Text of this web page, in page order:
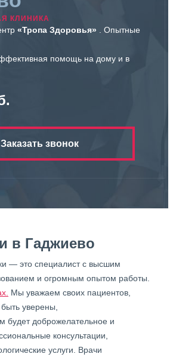
КЛИНИКА
«Тропа Здоровья» . Опытные
помощь на дому и в
Заказать звонок
в Гаджиево
— это специалист с высшим
и огромным опытом работы.
Мы уважаем своих пациентов,
уверены,
будет доброжелательное и
консультации,
услуги. Врачи